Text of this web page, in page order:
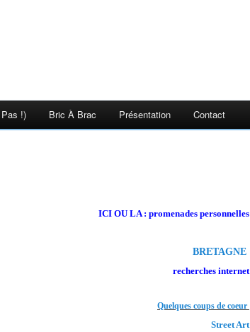
!) Bric À Brac Présentation Contact
ICI OU LA : promenades personnelles
BRETAGNE
recherches internet
Quelques coups de coeur
Street Art